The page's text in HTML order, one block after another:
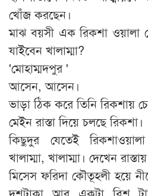
খোঁজ করছেন।
মাঝ বয়সী এক রিকশা ওয়ালা
যাইবেন খালাম্মা?
'মোহাম্মদপুর '
আসেন, আসেন।
ভাড়া ঠিক করে তিনি রিকশায়
মেইন রাস্তা দিয়ে চলছে রিকশা।
কিছুদুর যেতেই
খালাম্মা, খালাম্মা। দেখেন
মিসেস ফরিদা কৌতূহলী হয়ে